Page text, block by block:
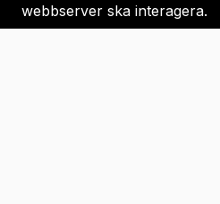
webbserver ska interagera.